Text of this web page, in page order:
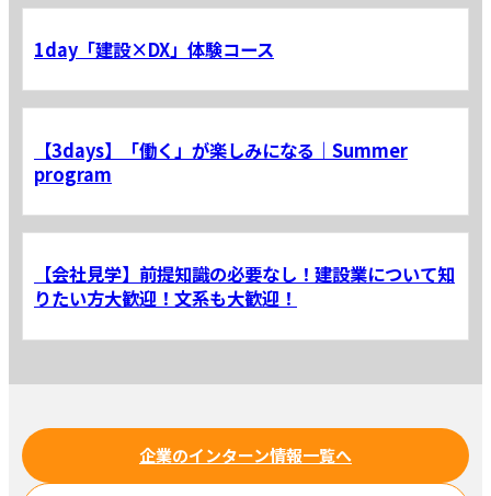
1day「建設×DX」体験コース
【3days】「働く」が楽しみになる｜Summer
program
【会社見学】前提知識の必要なし！建設業について知
りたい方大歓迎！文系も大歓迎！
企業のインターン情報一覧へ